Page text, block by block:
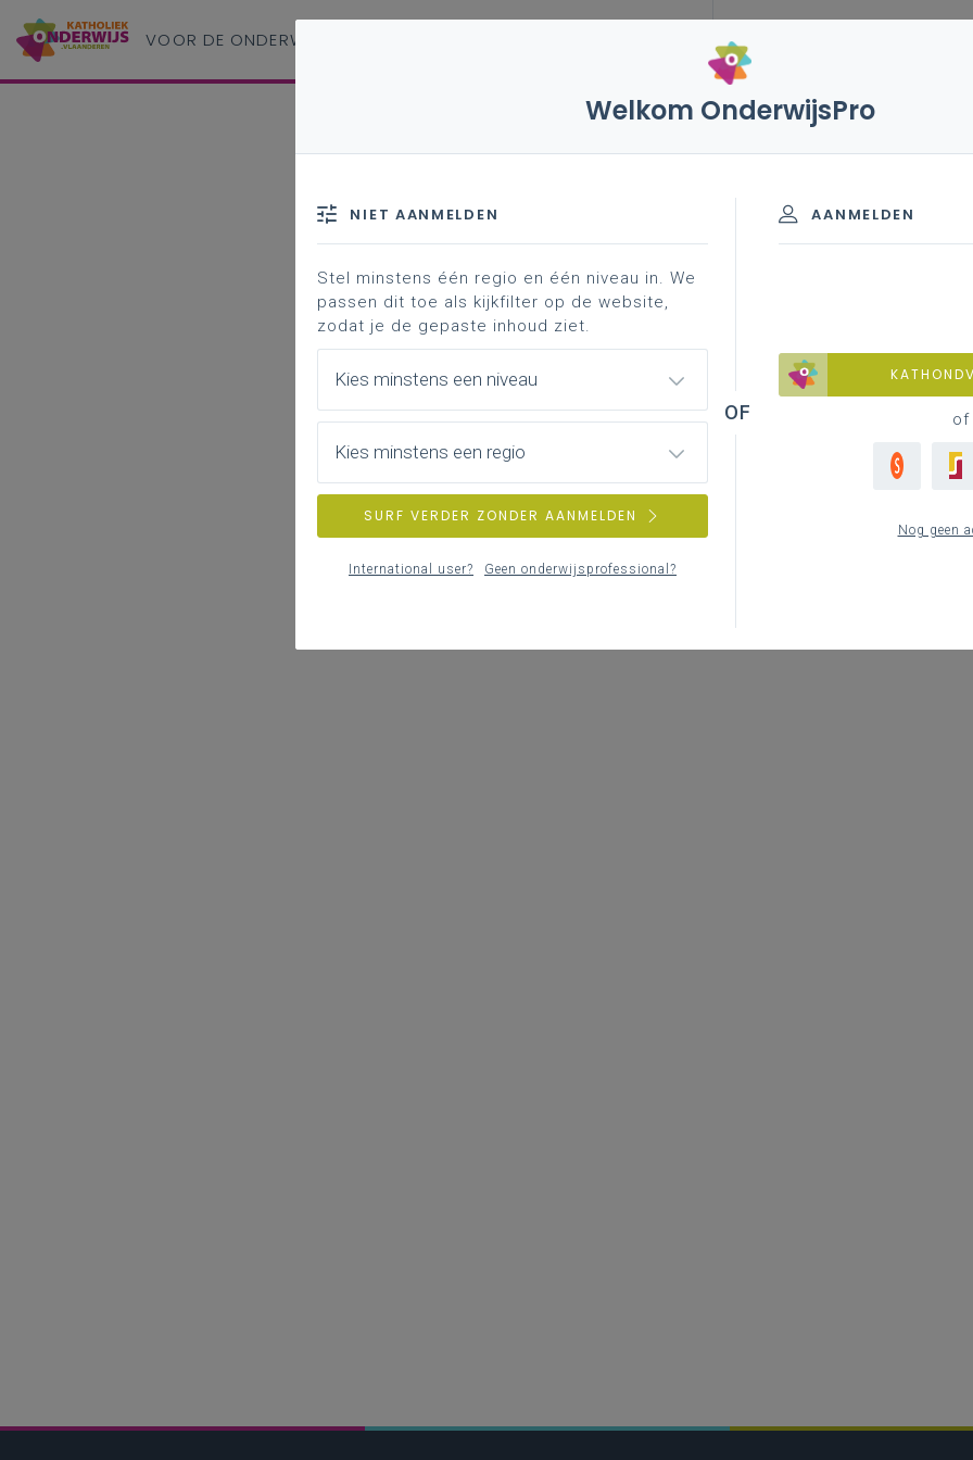
VOOR DE ONDERWIJS
Welkom OnderwijsPro
AANMELDEN
of
Nog geen
NIET AANMELDEN
Stel minstens één regio en één niveau in. We
passen dit toe als kijkfilter op de website,
zodat je de gepaste inhoud ziet.
Kies minstens een niveau
Kies minstens een regio
SURF VERDER ZONDER AANMELDEN
International user? Geen onderwijsprofessional?